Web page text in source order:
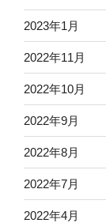
2023年1月
2022年11月
2022年10月
2022年9月
2022年8月
2022年7月
2022年4月